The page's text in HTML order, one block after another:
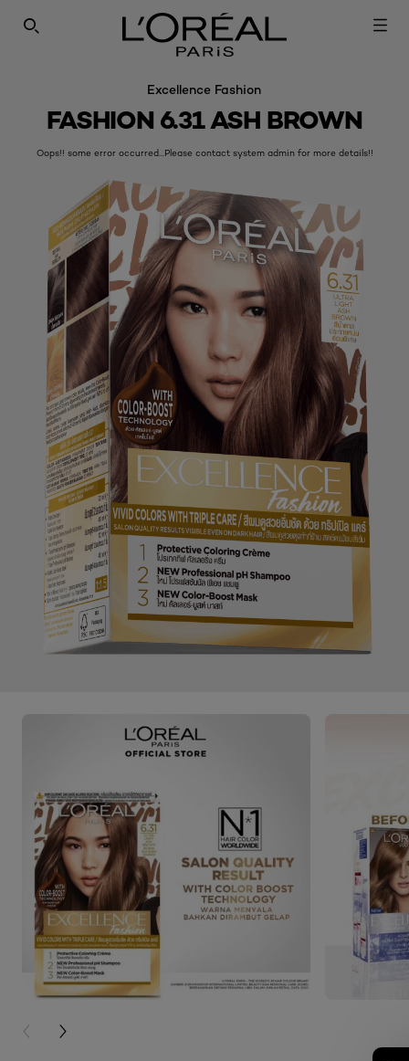
SEARCH THIS SITE
Excellence Fashion
FASHION 6.31 ASH BROWN
Oops!! some error occurred...Please contact system admin for more details!!
PREVIOUS CARD
NEXT CARD